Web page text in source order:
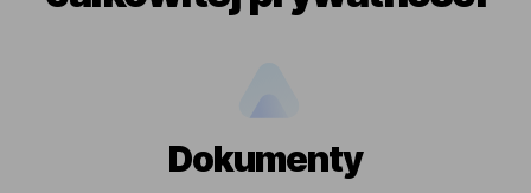
Dokumenty